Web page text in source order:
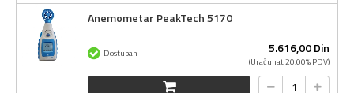
Anemometar PeakTech 5170
5.616,00Din
(Uračunat 20.00% PDV)
Dostupan